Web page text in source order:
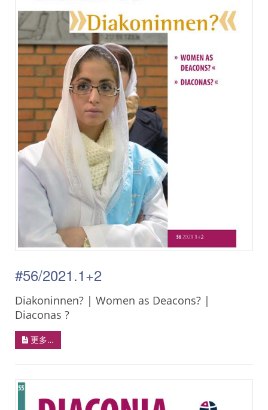
#56/2021.1+2
Diakoninnen? | Women as Deacons? |
Diaconas ?
更多…